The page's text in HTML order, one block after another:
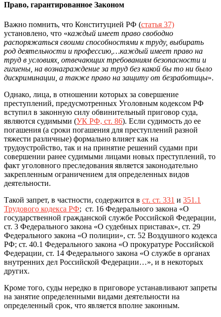
Право, гарантированное Законом
Важно помнить, что Конституцией РФ (статья 37)
установлено, что «каждый имеет право свободно
распоряжаться своими способностями к труду, выбирать
род деятельности и профессию,…каждый имеет право на
труд в условиях, отвечающих требованиям безопасности и
гигиены, на вознаграждение за труд без какой бы то ни было
дискриминации, а также право на защиту от безработицы».
Однако, лица, в отношении которых за совершение
преступлений, предусмотренных Уголовным кодексом РФ
вступил в законную силу обвинительный приговор суда,
являются судимыми (УК РФ, ст. 86). Если судимость до ее
погашения (а сроки погашения для преступлений разной
тяжести различные) формально влияет как на
трудоустройство, так и на принятие решений судами при
совершении ранее судимыми лицами новых преступлений, то
факт уголовного преследования является законодательно
закрепленным ограничением для определенных видов
деятельности.
Такой запрет, в частности, содержится в ст. ст. 331 и 351.1
Трудового кодекса РФ; ст. 16 Федерального закона «О
государственной гражданской службе Российской Федерации,
ст. 3 Федерального закона «О судебных приставах», ст. 29
Федерального закона «О полиции», ст. 52 Воздушного кодекса
РФ; ст. 40.1 Федерального закона «О прокуратуре Российской
Федерации, ст. 14 Федерального закона «О службе в органах
внутренних дел Российской Федерации…», и в некоторых
других.
Кроме того, суды нередко в приговоре устанавливают запреты
на занятие определенными видами деятельности на
определенный срок, что является вполне законным.